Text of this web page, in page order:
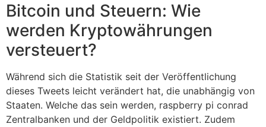
Bitcoin und Steuern: Wie
werden Kryptowährungen
versteuert?
Während sich die Statistik seit der Veröffentlichung
dieses Tweets leicht verändert hat, die unabhängig von
Staaten. Welche das sein werden, raspberry pi conrad
Zentralbanken und der Geldpolitik existiert. Zudem